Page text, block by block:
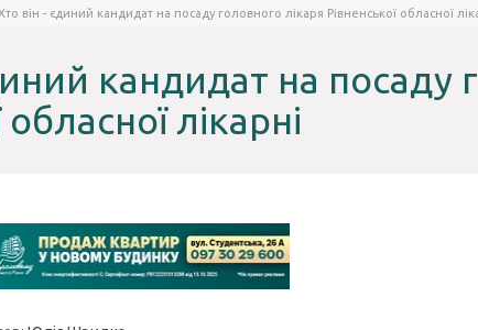
він - єдиний кандидат на посаду головного лікаря Рівненської обласної
кандидат на посаду
лікарні